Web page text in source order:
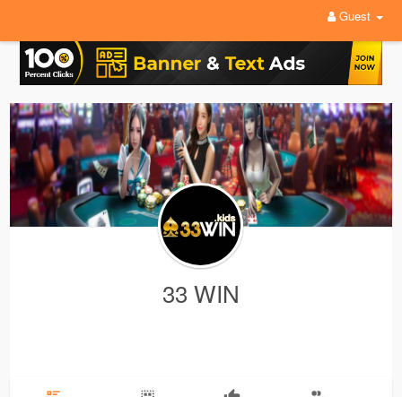
Guest
33 WIN